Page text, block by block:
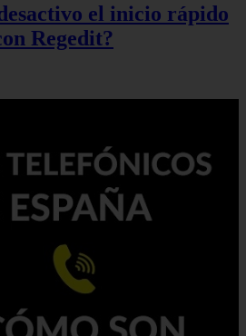
el inicio rápido
Regedit?